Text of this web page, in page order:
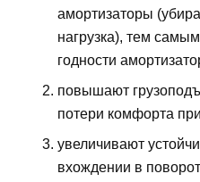
амортизаторы
нагрузка), тем
годности
повышают
потери комфорта
увеличивают
вхождении в